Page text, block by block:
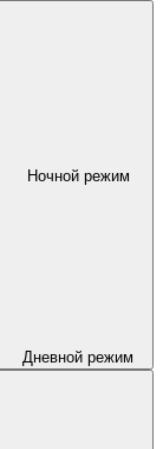
Ночной режим
Дневной режим